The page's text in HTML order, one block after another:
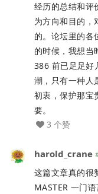
经历的总结和评
为方向和目的，
的。论坛里的各
的时候，我想当
386 前已足足好
潮，只有一种人
初衷，保护那宝
要。
3 个赞
harold_crane
这篇文章真的很
MASTER 一门